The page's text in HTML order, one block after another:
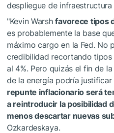
despliegue de infraestructura
"Kevin Warshfavorece tipos
es probablemente la base
máximo cargo en la Fed. No
credibilidad recortando
al 4%. Pero quizás el fin de
de la energía podría justificar
repunte inflacionario será
a reintroducir la posibilidad
menos descartar nuevas
Ozkardeskaya.